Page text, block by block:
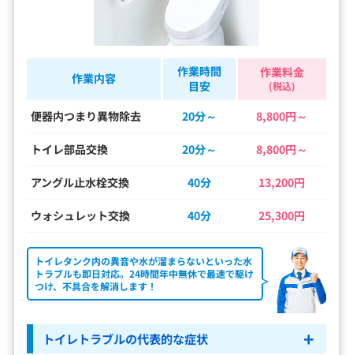
作業内容
作業時間
目安
作業料金
(税込)
便器内つまり異物除去 20分～ 8,800円～
トイレ部品交換 20分～ 8,800円～
アングル止水栓交換 40分 13,200円
ウォシュレット交換 40分 25,300円
トイレタンク内の異音や水が溜まらないといった水
トラブルも即日対応。24時間年中無休で最速で駆け
つけ、不具合を解消します！
トイレトラブルの代表的な症状